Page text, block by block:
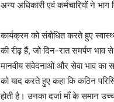
अन्य अधिकारी एवं कर्मचारियों ने भाग
कार्यक्रम को संबोधित करते हुए
की रीढ़ हैं, जो दिन-रात समर्पण भाव
मानवीय संवेदनाओं और सेवा भाव का
को याद करते हुए कहा कि कठिन
होती है। उनका दर्जा माँ के समान